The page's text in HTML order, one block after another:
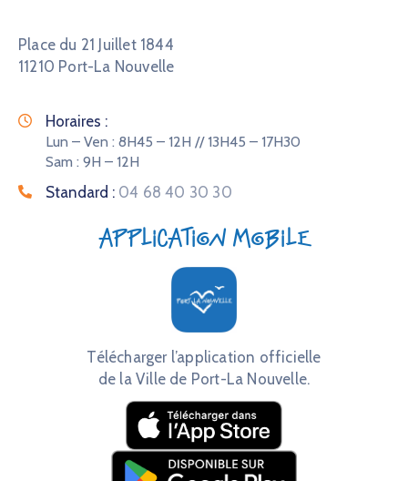
Place du 21 Juillet 1844
11210 Port-La Nouvelle
Horaires :
Lun – Ven : 8H45 – 12H // 13H45 – 17H30
Sam : 9H – 12H
Standard : 04 68 40 30 30
Application mobile
Télécharger l’application officielle
de la Ville de Port-La Nouvelle.